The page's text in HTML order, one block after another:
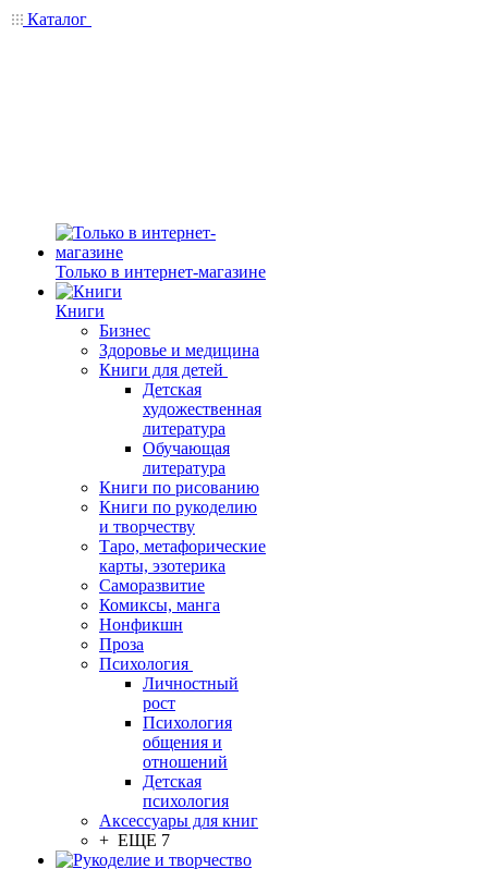
Каталог
Только в интернет-магазине
Книги
Бизнес
Здоровье и медицина
Книги для детей
Детская
художественная
литература
Обучающая
литература
Книги по рисованию
Книги по рукоделию
и творчеству
Таро, метафорические
карты, эзотерика
Саморазвитие
Комиксы, манга
Нонфикшн
Проза
Психология
Личностный
рост
Психология
общения и
отношений
Детская
психология
Аксессуары для книг
+ ЕЩЕ 7